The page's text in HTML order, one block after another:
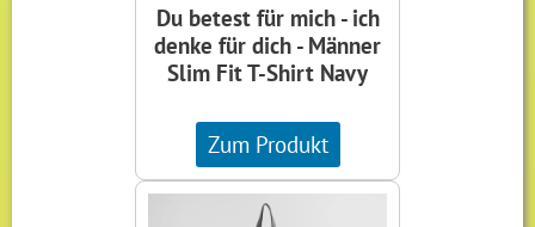
Du betest für mich - ich
denke für dich - Männer
Slim Fit T-Shirt Navy
Zum Produkt